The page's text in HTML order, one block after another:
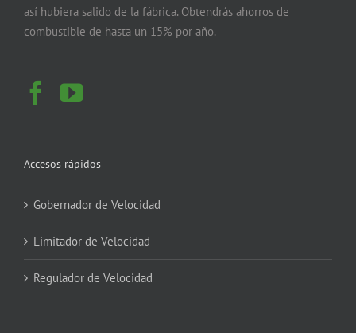
así hubiera salido de la fábrica. Obtendrás ahorros de
combustible de hasta un 15% por año.
Accesos rápidos
Gobernador de Velocidad
Limitador de Velocidad
Regulador de Velocidad